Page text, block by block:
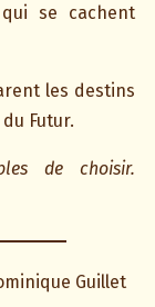
se cachent
les destins
Futur.
de choisir.
Guillet